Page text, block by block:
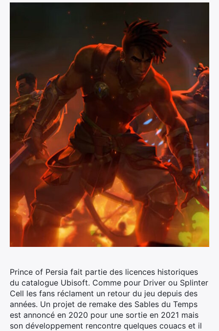
Prince of Persia fait partie des licences historiques
du catalogue Ubisoft. Comme pour Driver ou Splinter
Cell les fans réclament un retour du jeu depuis des
années. Un projet de remake des Sables du Temps
est annoncé en 2020 pour une sortie en 2021 mais
son développement rencontre quelques couacs et il